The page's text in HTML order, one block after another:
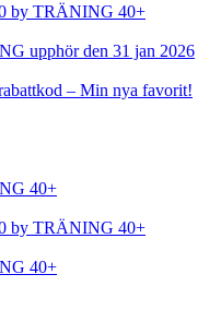
by TRÄNING 40+
upphör den 31 jan 2026
– Min nya favorit!
40+
by TRÄNING 40+
40+